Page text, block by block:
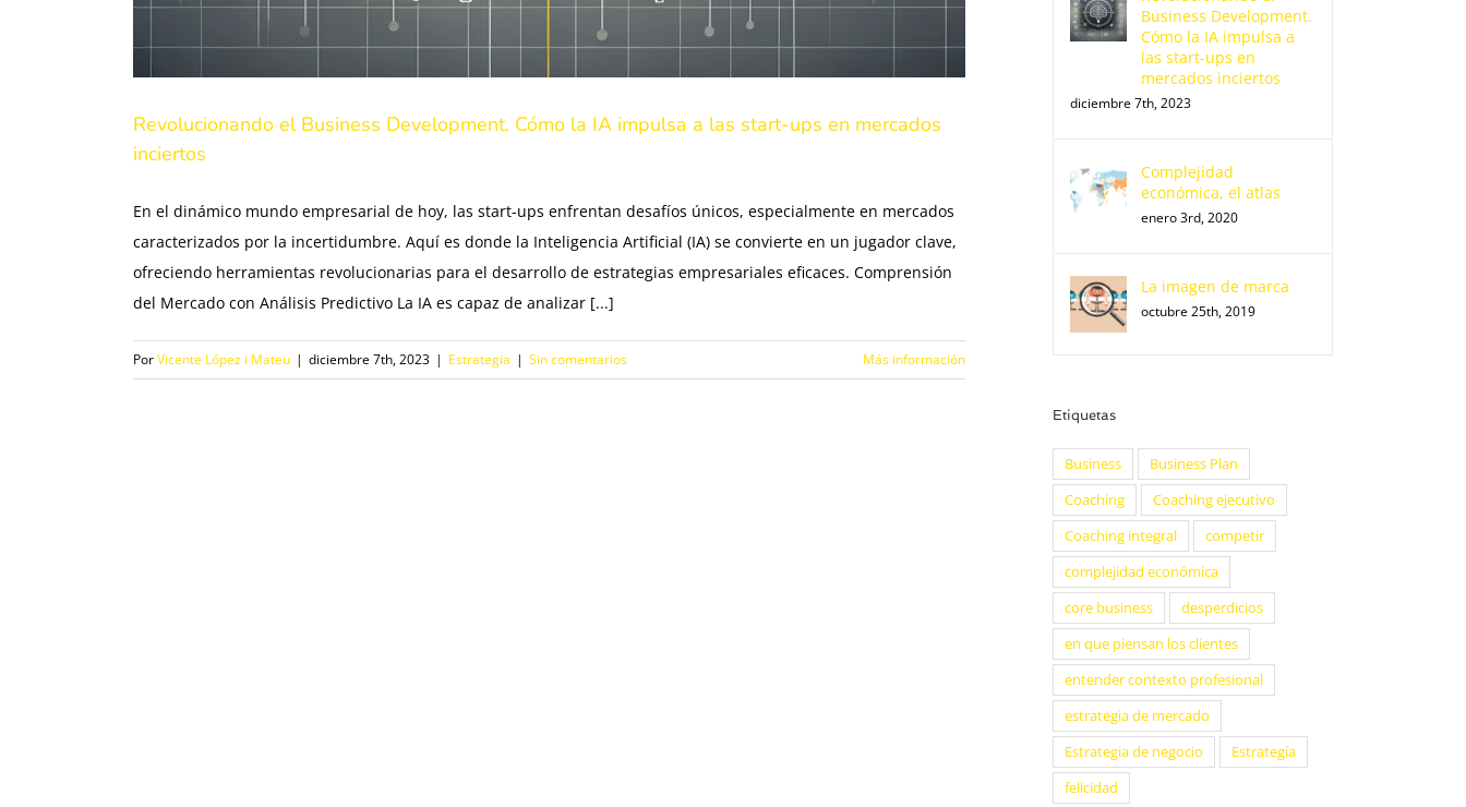
Revolucionando el Business Development. Cómo la IA impulsa a las start-ups en mercados
inciertos
En el dinámico mundo empresarial de hoy, las start-ups enfrentan desafíos únicos, especialmente en mercados
caracterizados por la incertidumbre. Aquí es donde la Inteligencia Artificial (IA) se convierte en un jugador clave,
ofreciendo herramientas revolucionarias para el desarrollo de estrategias empresariales eficaces. Comprensión
del Mercado con Análisis Predictivo La IA es capaz de analizar [...]
PorVicente López i Mateu | diciembre 7th, 2023 | Estrategia | Sin comentarios Más información
Business Development.
Cómo la IA impulsa a
las start-ups en
mercados inciertos
diciembre 7th, 2023
Complejidad
económica, el atlas
enero 3rd, 2020
La imagen de marca
octubre 25th, 2019
Etiquetas
Business
Business Plan
Coaching
Coaching ejecutivo
Coaching integral
competir
complejidad económica
core business
desperdicios
en que piensan los clientes
entender contexto profesional
estrategia de mercado
Estrategia de negocio
Estrategía
felicidad